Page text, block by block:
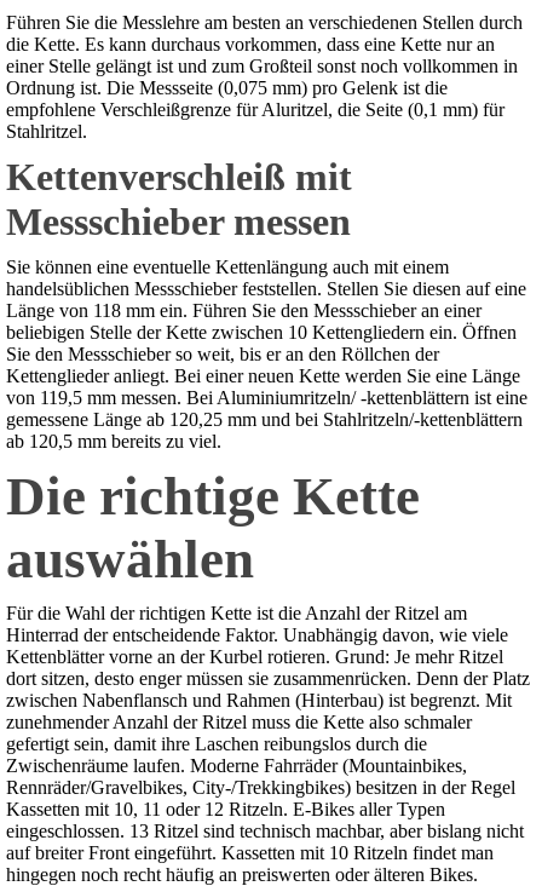
Führen Sie die Messlehre am besten an verschiedenen Stellen durch
die Kette. Es kann durchaus vorkommen, dass eine Kette nur an
einer Stelle gelängt ist und zum Großteil sonst noch vollkommen in
Ordnung ist. Die Messseite (0,075 mm) pro Gelenk ist die
empfohlene Verschleißgrenze für Aluritzel, die Seite (0,1 mm) für
Stahlritzel.
Kettenverschleiß mit
Messschieber messen
Sie können eine eventuelle Kettenlängung auch mit einem
handelsüblichen Messschieber feststellen. Stellen Sie diesen auf eine
Länge von 118 mm ein. Führen Sie den Messschieber an einer
beliebigen Stelle der Kette zwischen 10 Kettengliedern ein. Öffnen
Sie den Messschieber so weit, bis er an den Röllchen der
Kettenglieder anliegt. Bei einer neuen Kette werden Sie eine Länge
von 119,5 mm messen. Bei Aluminiumritzeln/ -kettenblättern ist eine
gemessene Länge ab 120,25 mm und bei Stahlritzeln/-kettenblättern
ab 120,5 mm bereits zu viel.
Die richtige Kette
auswählen
Für die Wahl der richtigen Kette ist die Anzahl der Ritzel am
Hinterrad der entscheidende Faktor. Unabhängig davon, wie viele
Kettenblätter vorne an der Kurbel rotieren. Grund: Je mehr Ritzel
dort sitzen, desto enger müssen sie zusammenrücken. Denn der Platz
zwischen Nabenflansch und Rahmen (Hinterbau) ist begrenzt. Mit
zunehmender Anzahl der Ritzel muss die Kette also schmaler
gefertigt sein, damit ihre Laschen reibungslos durch die
Zwischenräume laufen. Moderne Fahrräder (Mountainbikes,
Rennräder/Gravelbikes, City-/Trekkingbikes) besitzen in der Regel
Kassetten mit 10, 11 oder 12 Ritzeln. E-Bikes aller Typen
eingeschlossen. 13 Ritzel sind technisch machbar, aber bislang nicht
auf breiter Front eingeführt. Kassetten mit 10 Ritzeln findet man
hingegen noch recht häufig an preiswerten oder älteren Bikes.